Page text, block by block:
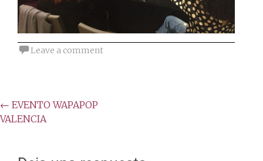
Leave a comment
Post
navigation
← EVENTO WAPAPOP
VALENCIA